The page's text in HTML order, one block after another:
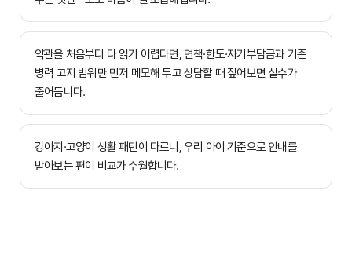
약관을 처음부터 다 읽기 어렵다면, 면책·한도·자기부담금과 기존
병력 고지 범위만 먼저 메모해 두고 상담할 때 짚어보면 실수가
줄어듭니다.
강아지·고양이 생활 패턴이 다르니, 우리 아이 기준으로 안내를
받아보는 편이 비교가 수월합니다.